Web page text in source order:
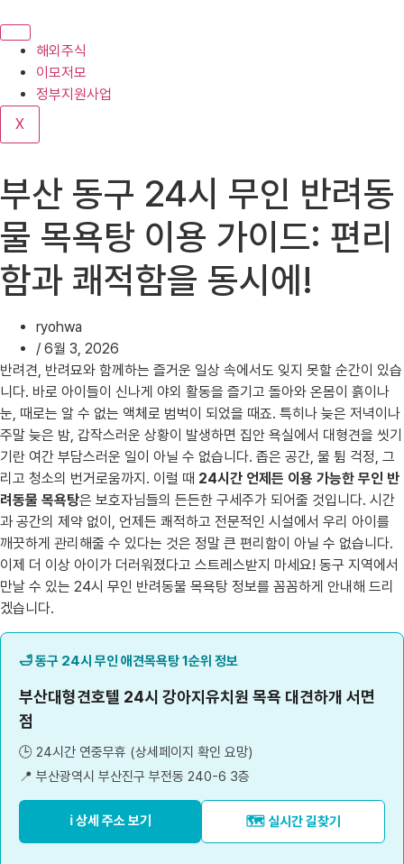
로
기
해외주식
이모저모
정부지원사업
X
부산 동구 24시 무인 반려동
물 목욕탕 이용 가이드: 편리
함과 쾌적함을 동시에!
ryohwa
/ 6월 3, 2026
반려견, 반려묘와 함께하는 즐거운 일상 속에서도 잊지 못할 순간이 있습
니다. 바로 아이들이 신나게 야외 활동을 즐기고 돌아와 온몸이 흙이나
눈, 때로는 알 수 없는 액체로 범벅이 되었을 때죠. 특히나 늦은 저녁이나
주말 늦은 밤, 갑작스러운 상황이 발생하면 집안 욕실에서 대형견을 씻기
기란 여간 부담스러운 일이 아닐 수 없습니다. 좁은 공간, 물 튐 걱정, 그
리고 청소의 번거로움까지. 이럴 때 24시간 언제든 이용 가능한 무인 반
려동물 목욕탕은 보호자님들의 든든한 구세주가 되어줄 것입니다. 시간
과 공간의 제약 없이, 언제든 쾌적하고 전문적인 시설에서 우리 아이를
깨끗하게 관리해줄 수 있다는 것은 정말 큰 편리함이 아닐 수 없습니다.
이제 더 이상 아이가 더러워졌다고 스트레스받지 마세요! 동구 지역에서
만날 수 있는 24시 무인 반려동물 목욕탕 정보를 꼼꼼하게 안내해 드리
겠습니다.
🛁 동구 24시 무인 애견목욕탕 1순위 정보
부산대형견호텔 24시 강아지유치원 목욕 대견하개 서면
점
🕒 24시간 연중무휴 (상세페이지 확인 요망)
📍 부산광역시 부산진구 부전동 240-6 3층
ℹ️ 상세 주소 보기 🗺️ 실시간 길찾기